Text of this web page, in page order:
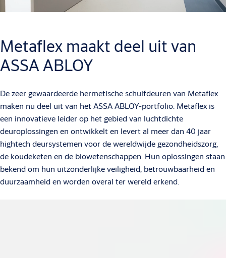
Metaflex maakt deel uit van
ASSA ABLOY
De zeer gewaardeerde hermetische schuifdeuren van Metaflex
maken nu deel uit van het ASSA ABLOY-portfolio. Metaflex is
een innovatieve leider op het gebied van luchtdichte
deuroplossingen en ontwikkelt en levert al meer dan 40 jaar
hightech deursystemen voor de wereldwijde gezondheidszorg,
de koudeketen en de biowetenschappen. Hun oplossingen staan
bekend om hun uitzonderlijke veiligheid, betrouwbaarheid en
duurzaamheid en worden overal ter wereld erkend.